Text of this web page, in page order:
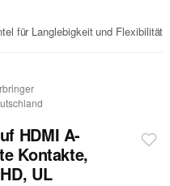
für Langlebigkeit und Flexibilität
HDMI A-
Kontakte,
UL